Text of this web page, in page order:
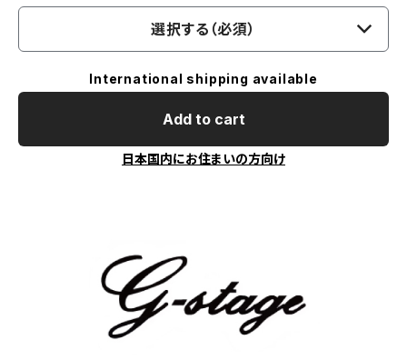
選択する（必須）
International shipping available
Add to cart
日本国内にお住まいの方向け